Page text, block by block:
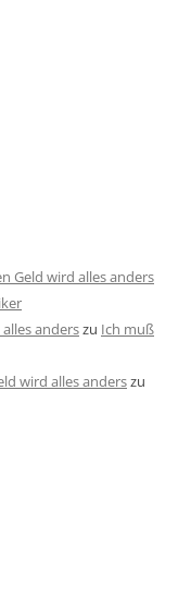
Geld wird alles anders
anderszu Ich muß
wird alles anderszu